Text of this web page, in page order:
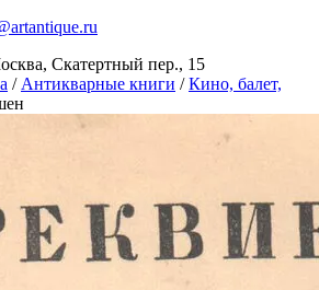
Скатертный пер., 15
/ Антикварные книги / Кино, балет,